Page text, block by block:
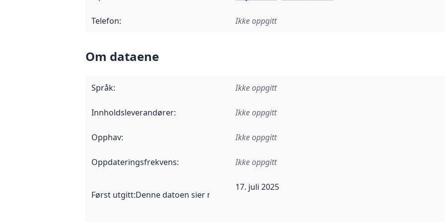
Telefon: Ikke oppgitt
Om dataene
Språk: Ikke oppgitt
Innholdsleverandører: Ikke oppgitt
Opphav: Ikke oppgitt
Oppdateringsfrekvens: Ikke oppgitt
Først utgitt:Denne datoen sier når dataene i dette datasettet første gang ble utgitt. Det kan
17. juli 2025